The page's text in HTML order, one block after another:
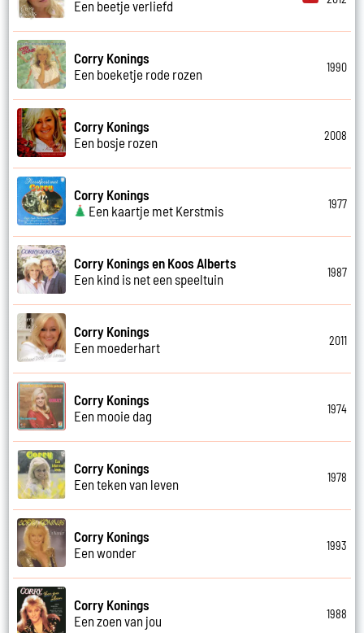
Een beetje verliefd
Corry Konings
Een boeketje rode rozen
1990
Corry Konings
Een bosje rozen
2008
Corry Konings
Een kaartje met Kerstmis
1977
Corry Konings en Koos Alberts
Een kind is net een speeltuin
1987
Corry Konings
Een moederhart
2011
Corry Konings
Een mooie dag
1974
Corry Konings
Een teken van leven
1978
Corry Konings
Een wonder
1993
Corry Konings
Een zoen van jou
1988